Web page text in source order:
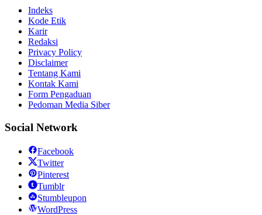
Indeks
Kode Etik
Karir
Redaksi
Privacy Policy
Disclaimer
Tentang Kami
Kontak Kami
Form Pengaduan
Pedoman Media Siber
Social Network
Facebook
Twitter
Pinterest
Tumblr
Stumbleupon
WordPress